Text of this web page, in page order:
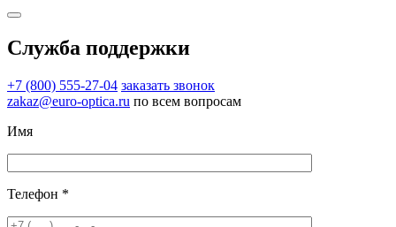
Служба поддержки
+7 (800) 555-27-04 заказать звонок
zakaz@euro-optica.ru по всем вопросам
Имя
Телефон *